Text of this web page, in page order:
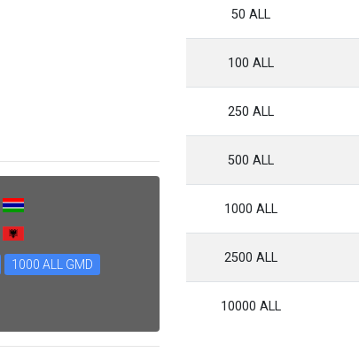
1000 ALL GMD
50 ALL
100 ALL
250 ALL
500 ALL
1000 ALL
2500 ALL
10000 ALL